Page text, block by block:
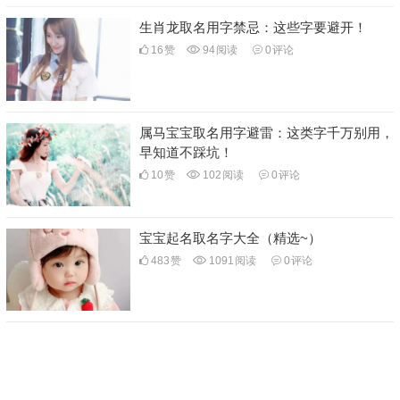
生肖龙取名用字禁忌：这些字要避开！
16赞 94阅读 0评论
属马宝宝取名用字避雷：这类字千万别用，
早知道不踩坑！
10赞 102 阅读 0评论
宝宝起名取名字大全（精选~）
483赞 1091 阅读 0评论